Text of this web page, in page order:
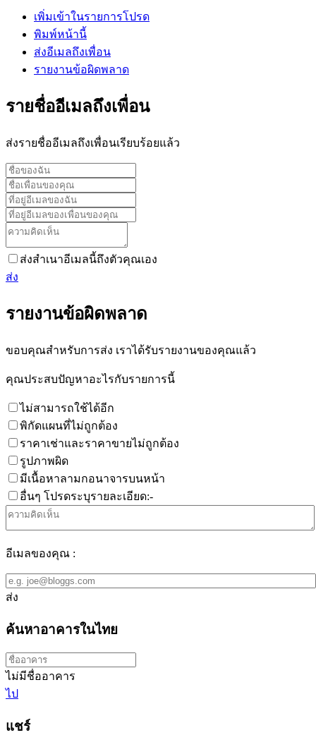
เพิ่มเข้าในรายการโปรด
พิมพ์หน้านี้
ส่งอีเมลถึงเพื่อน
รายงานข้อผิดพลาด
รายชื่ออีเมลถึงเพื่อน
ส่งรายชื่ออีเมลถึงเพื่อนเรียบร้อยแล้ว
ส่งสำเนาอีเมลนี้ถึงตัวคุณเอง
ส่ง
รายงานข้อผิดพลาด
ขอบคุณสำหรับการส่ง เราได้รับรายงานของคุณแล้ว
คุณประสบปัญหาอะไรกับรายการนี้
ไม่สามารถใช้ได้อีก
พิกัดแผนที่ไม่ถูกต้อง
ราคาเช่าและราคาขายไม่ถูกต้อง
รูปภาพผิด
มีเนื้อหาลามกอนาจารบนหน้า
อื่นๆ โปรดระบุรายละเอียด:-
อีเมลของคุณ :
ส่ง
ค้นหาอาคารในไทย
ไม่มีชื่ออาคาร
ไป
แชร์